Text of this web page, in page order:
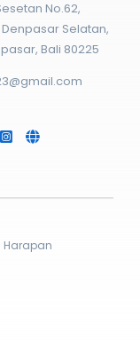
No.62,
Selatan,
Bali 80225
Harapan